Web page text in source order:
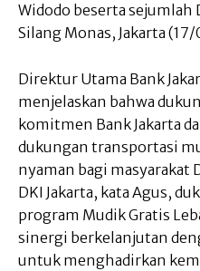
Widodo beserta sejumlah
Silang Monas, Jakarta (17/
Direktur Utama Bank
menjelaskan bahwa
komitmen Bank Jakarta
dukungan transportasi
nyaman bagi masyarakat
DKI Jakarta, kata Agus,
program Mudik Gratis
sinergi berkelanjutan
untuk menghadirkan